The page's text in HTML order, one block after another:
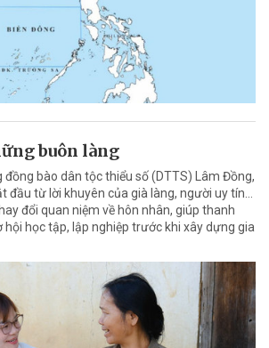
buôn làng
đồng bào dân tộc thiểu số (DTTS) Lâm Đồng,
đầu từ lời khuyên của già làng, người uy tín…
đổi quan niệm về hôn nhân, giúp thanh
học tập, lập nghiệp trước khi xây dựng gia